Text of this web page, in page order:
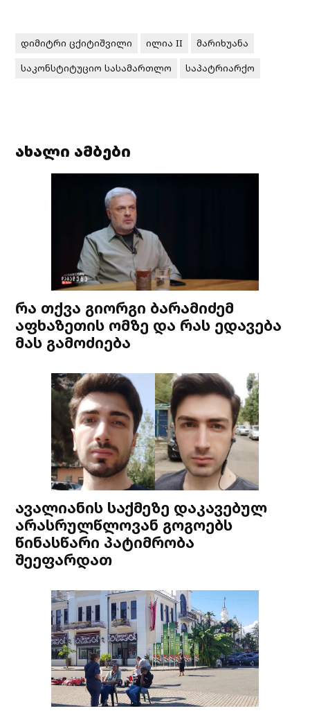
დიმიტრი ცქიტიშვილი ილია II
მარიხუანა
საკონსტიტუციო სასამართლო
საპატრიარქო
ახალი ამბები
რა თქვა გიორგი ბარამიძემ
აფხაზეთის ომზე და რას ედავება
მას გამოძიება
ავალიანის საქმეზე დაკავებულ
არასრულწლოვან გოგოებს
წინასწარი პატიმრობა
შეეფარდათ